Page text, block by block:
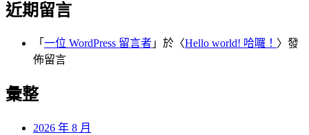
近期留言
「 一位 WordPress 留言者 」於〈Hello world! 哈囉！ 〉發
佈留言
彙整
2026 年 8 月